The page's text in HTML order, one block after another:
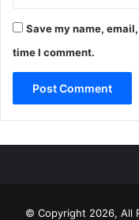
Save my name,
time I comment.
© Copyright 2026, All